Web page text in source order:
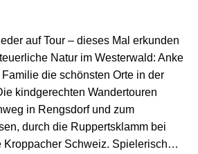
auf Tour – dieses Mal erkunden
Natur im Westerwald: Anke
die schönsten Orte in der
kindgerechten Wandertouren
in Rengsdorf und zum
durch die Ruppertsklamm bei
Kroppacher Schweiz. Spielerisch